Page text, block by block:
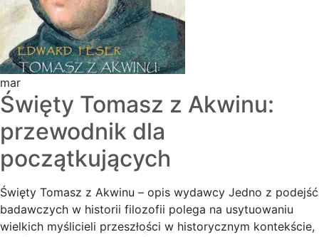
mar
Święty Tomasz z Akwinu:
przewodnik dla
początkujących
Święty Tomasz z Akwinu – opis wydawcy Jedno z podejść
badawczych w historii filozofii polega na usytuowaniu
wielkich myślicieli przeszłości w historycznym kontekście,